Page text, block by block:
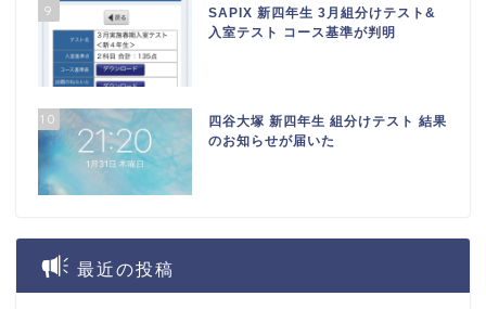
9
SAPIX 新四年生 3月組分けテスト&
入室テスト コース基準が判明
10
四谷大塚 新四年生 組分けテスト 結果
のお知らせが届いた
最近の投稿